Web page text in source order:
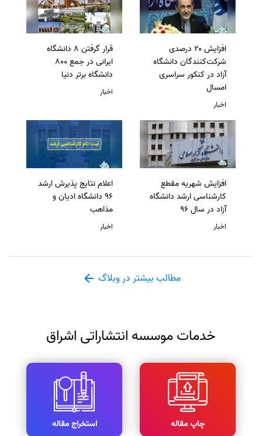
افزایش ۲۰ درصدی
شرکت‌کنندگان دانشگاه
آزاد در کنکور سراسری
امسال
اخبار
قرار گرفتن 8 دانشگاه
ایرانی در جمع 800
دانشگاه برتر دنیا
اخبار
افزایش شهریه مقطع
کارشناسی ارشد دانشگاه
آزاد در سال 96
اخبار
اعلام نتایج پذیرش ارشد
96 دانشگاه ادیان و
مذاهب
اخبار
مطالب بیشتر در وبلاگ
خدمات موسسه انتشاراتی اشراق
چاپ مقاله استخراج مقاله